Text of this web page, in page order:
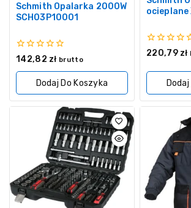
Schmith Opalarka 2000W
SCH03P10001
0
5
142,82 zł brutto
Dodaj Do Koszyka
ocieplane
0
5
220,79 zł